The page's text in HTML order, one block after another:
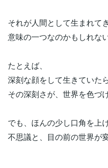
それが人間として生まれてき
意味の一つなのかもしれない
たとえば、
深刻な顔をして生きていたら
その深刻さが、世界を色づ
でも、ほんの少し口角を上
不思議と、目の前の世界が